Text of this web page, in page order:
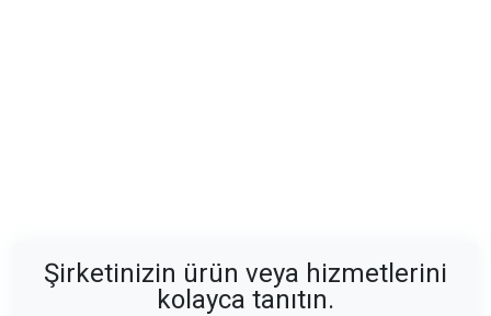
Şirketinizin ürün veya hizmetlerini
kolayca tanıtın.